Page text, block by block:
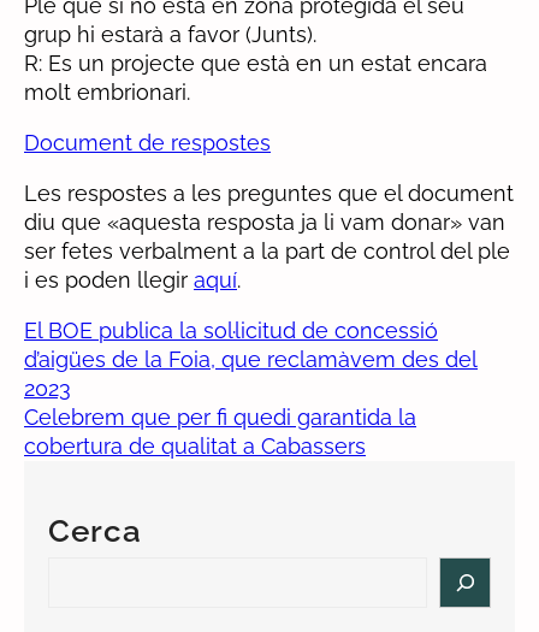
grup hi estarà a favor (Junts).
R: Es un projecte que està en un estat encara
molt embrionari.
Document de respostes
Les respostes a les preguntes que el document
diu que «aquesta resposta ja li vam donar» van
ser fetes verbalment a la part de control del ple
i es poden llegir aquí.
El BOE publica la sol·licitud de concessió
d’aigües de la Foia, que reclamàvem des del
2023
Celebrem que per fi quedi garantida la
cobertura de qualitat a Cabassers
Cerca